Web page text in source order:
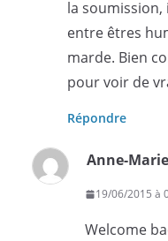
la soumission,
entre êtres
marde. Bien
pour voir de
Répondre
Anne-
19/06/2015 à
Welcome